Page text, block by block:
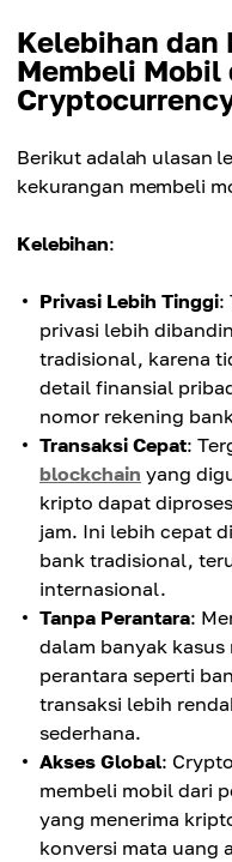
Kelebihan dan
Membeli Mobil
Berikut adalah ulasan
kekurangan membeli
Kelebihan:
Privasi Lebih Tinggi:
privasi lebih
tradisional, karena
detail finansial
nomor rekening
Transaksi Cepat:
blockchain yang
kripto dapat
jam. Ini lebih cepat
bank tradisional,
internasional.
Tanpa Perantara:
dalam banyak
perantara seperti
transaksi lebih
sederhana.
Akses Global:
membeli mobil dari
yang menerima
konversi mata uang